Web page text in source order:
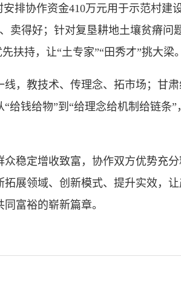
协作资金410万元用于示范村建
卖得好；针对复垦耕地土壤贫瘠问
扶持，让“土专家”“田秀才”挑大梁。
教技术、传理念、拓市场；甘肃
钱给物”到“给理念给机制给链条”
定增收致富，协作双方优势充分
展领域、创新模式、提升实效，
富裕的崭新篇章。